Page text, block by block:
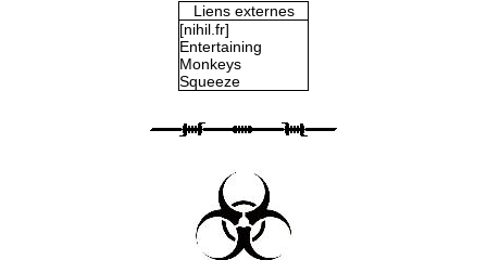
Liens externes
[nihil.fr]
Entertaining
Monkeys
Squeeze